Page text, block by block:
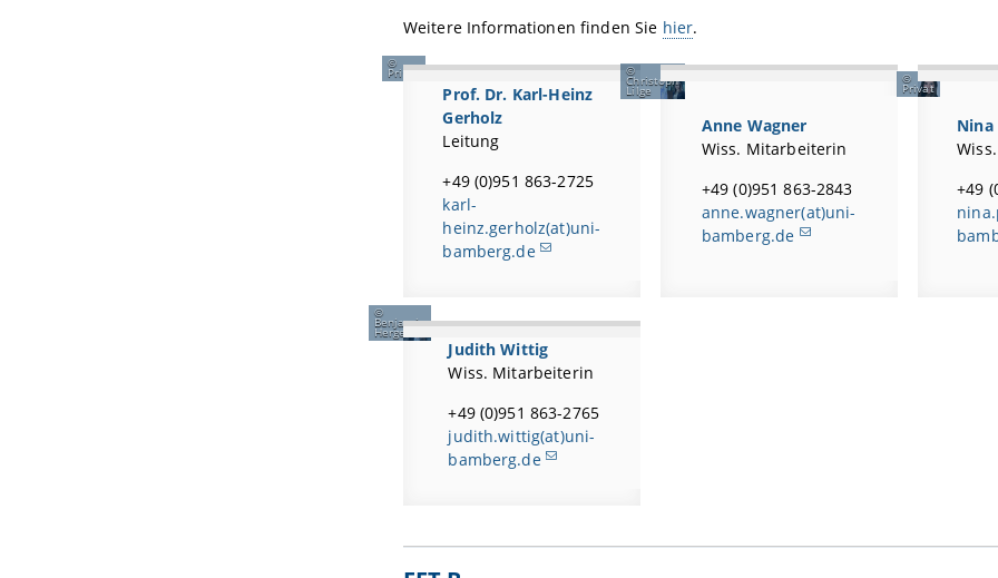
Weitere Informationen finden Sie hier.
Privat
Prof. Dr. Karl-Heinz
Gerholz
Leitung
+49 (0)951 863-2725
karl-
heinz.gerholz(at)uni-
bamberg.de
Christoph
Lilge
Anne Wagner
Wiss. Mitarbeiterin
+49 (0)951 863-2843
anne.wagner(at)uni-
bamberg.de
Privat
Nina
+49
Benjamin
Herges
Judith Wittig
Wiss. Mitarbeiterin
+49 (0)951 863-2765
judith.wittig(at)uni-
bamberg.de